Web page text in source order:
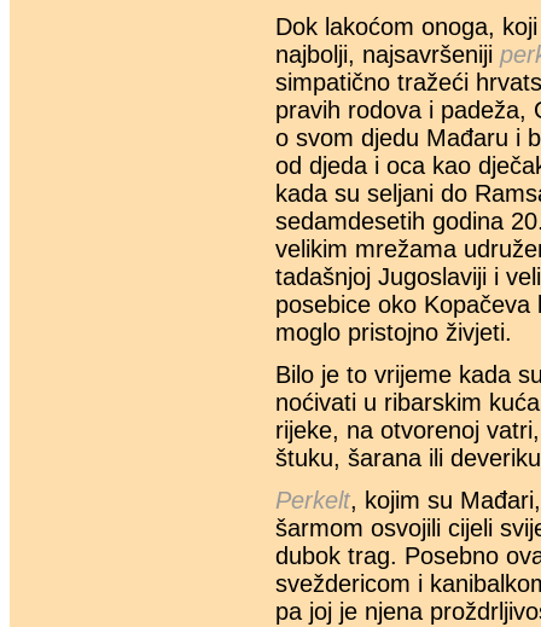
Dok lakoćom onoga,
najbolji, najsavršeniji
simpatično tražeći
pravih rodova i padeža,
o svom djedu Mađaru i
od djeda i oca kao
kada su seljani do
sedamdesetih godina
velikim mrežama
tadašnjoj Jugoslaviji i
posebice oko
moglo pristojno živjeti.
Bilo je to vrijeme kada
noćivati u ribarskim
rijeke, na otvorenoj
štuku, šarana ili
Perkelt, kojim su
šarmom osvojili cijeli
dubok trag. Posebno
sveždericom i
pa joj je njena